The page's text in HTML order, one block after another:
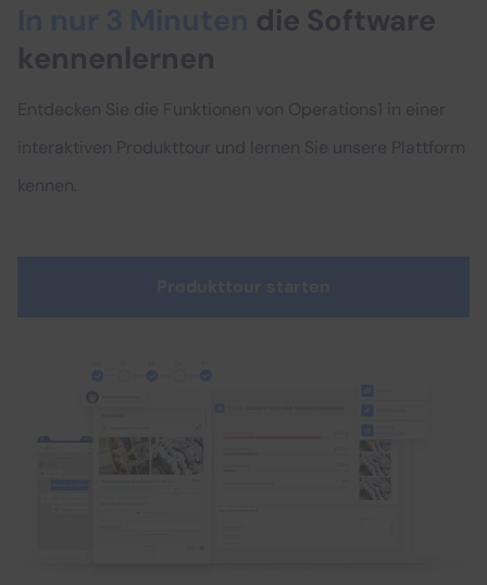
die Software
kennenlernen
Entdecken Sie die Funktionen von Operations1 in einer
interaktiven Produkttour und lernen Sie unsere Plattform
kennen.